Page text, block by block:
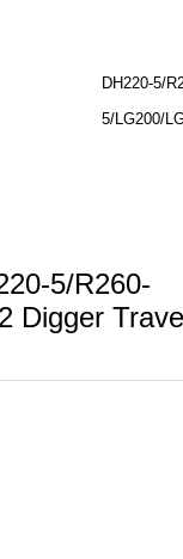
DH220-5/
5/LG200/
5/R260-
Digger